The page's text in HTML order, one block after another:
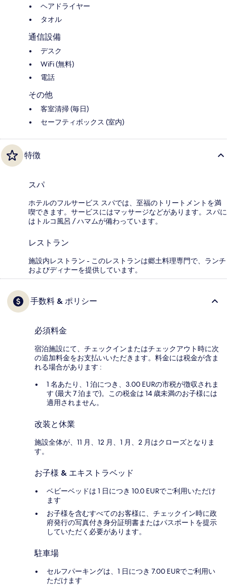
ヘアドライヤー
タオル
通信設備
デスク
WiFi (無料)
電話
その他
客室清掃 (毎日)
セーフティボックス (室内)
特徴
スパ
ホテルのフルサービス スパでは、至福のトリートメントを満
喫できます。サービスにはマッサージなどがあります。スパに
はトルコ風呂 / ハマムが備わっています。
レストラン
施設内レストラン - このレストランは郷土料理専門で、ランチ
およびディナーを提供しています。
手数料 & ポリシー
必須料金
宿泊施設にて、チェックインまたはチェックアウト時に次
の追加料金をお支払いいただきます。料金には税金が含ま
れる場合があります :
1 名あたり、1 泊につき、3.00 EURの市税が徴収されま
す (最大 7 泊まで)。この税金は 14 歳未満のお子様には
適用されません。
改装と休業
施設全体が、11 月、12 月、1 月、2 月はクローズとなりま
す。
お子様 & エキストラベッド
ベビーベッドは 1 日につき 10.0 EURでご利用いただけ
ます
お子様を含むすべてのお客様に、チェックイン時に政
府発行の写真付き身分証明書またはパスポートを提示
していただく必要があります。
駐車場
セルフパーキングは、1 日につき 7.00 EURでご利用い
ただけます